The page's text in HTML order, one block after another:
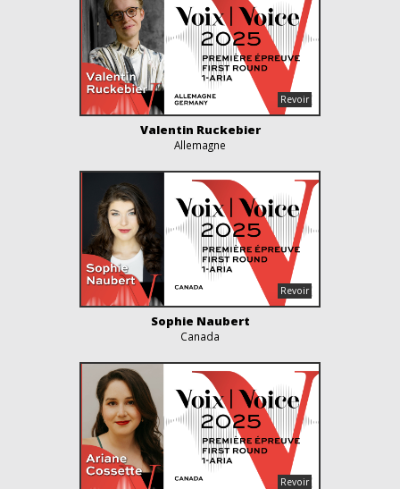
Valentin Ruckebier
Allemagne
Sophie Naubert
Canada